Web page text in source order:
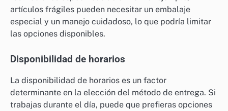
artículos frágiles pueden necesitar un embalaje
especial y un manejo cuidadoso, lo que podría limitar
las opciones disponibles.
Disponibilidad de horarios
La disponibilidad de horarios es un factor
determinante en la elección del método de entrega. Si
trabajas durante el día, puede que prefieras opciones